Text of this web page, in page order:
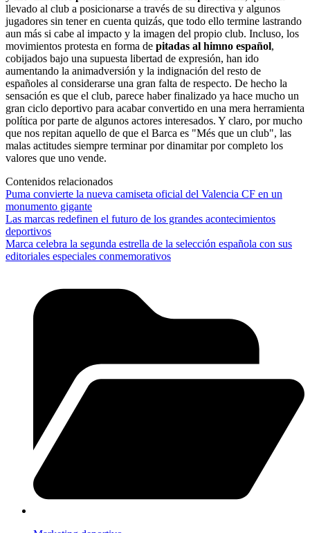
llevado al club a posicionarse a través de su directiva y algunos
jugadores sin tener en cuenta quizás, que todo ello termine lastrando
aun más si cabe al impacto y la imagen del propio club. Incluso, los
movimientos protesta en forma de pitadas al himno español,
cobijados bajo una supuesta libertad de expresión, han ido
aumentando la animadversión y la indignación del resto de
españoles al considerarse una gran falta de respecto. De hecho la
sensación es que el club, parece haber finalizado ya hace mucho un
gran ciclo deportivo para acabar convertido en una mera herramienta
política por parte de algunos actores interesados. Y claro, por mucho
que nos repitan aquello de que el Barca es "Més que un club", las
malas actitudes siempre terminar por dinamitar por completo los
valores que uno vende.
Contenidos relacionados
Puma convierte la nueva camiseta oficial del Valencia CF en un
monumento gigante
Las marcas redefinen el futuro de los grandes acontecimientos
deportivos
Marca celebra la segunda estrella de la selección española con sus
editoriales especiales conmemorativos